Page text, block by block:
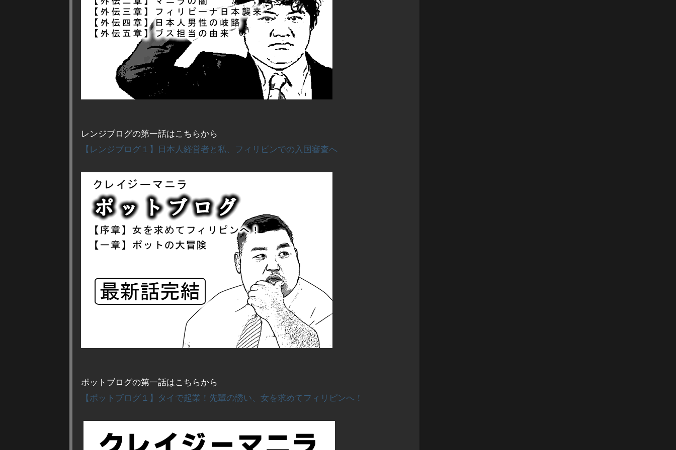
レンジブログの第一話はこちらから
【レンジブログ１】日本人経営者と私、フィリピンでの入国審査へ
ポットブログの第一話はこちらから
【ポットブログ１】タイで起業！先輩の誘い、女を求めてフィリピンへ！